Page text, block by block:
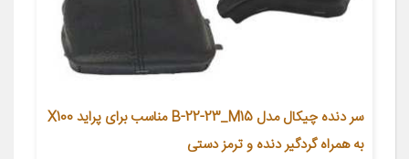
سر دنده چیکال مدل B-22-23_M15 مناسب برای پراید X100
به همراه گردگیر دنده و ترمز دستی